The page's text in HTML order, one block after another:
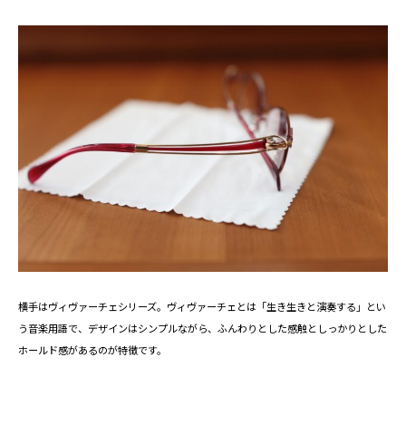
横手はヴィヴァーチェシリーズ。ヴィヴァーチェとは「生き生きと演奏する」とい
う音楽用語で、デザインはシンプルながら、ふんわりとした感触としっかりとした
ホールド感があるのが特徴です。